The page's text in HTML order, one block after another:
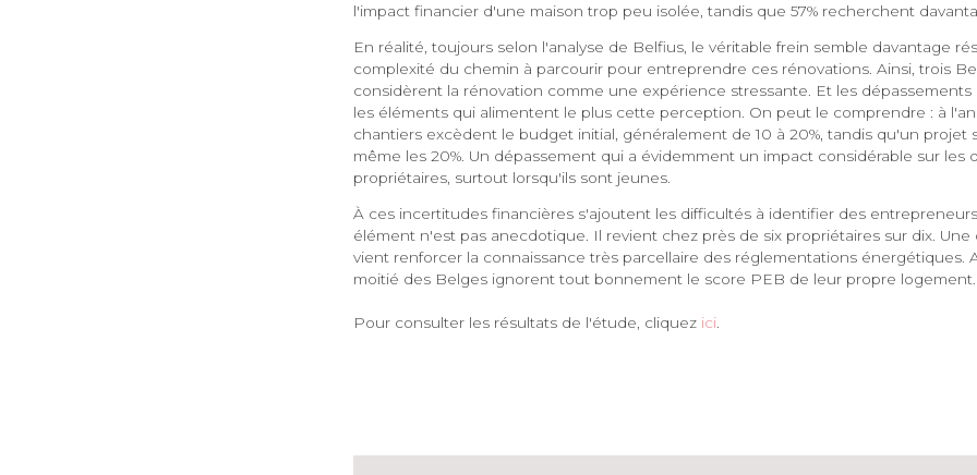
l'impact financier d'une maison trop peu isolée, tandis que 57% recherchent
En réalité, toujours selon l'analyse de Belfius, le véritable frein semble davantage
complexité du chemin à parcourir pour entreprendre ces rénovations. Ainsi, trois
considèrent la rénovation comme une expérience stressante. Et les
les éléments qui alimentent le plus cette perception. On peut le comprendre : à
chantiers excèdent le budget initial, généralement de 10 à 20%, tandis qu'un projet
même les 20%. Un dépassement qui a évidemment un impact considérable sur les
propriétaires, surtout lorsqu'ils sont jeunes.
À ces incertitudes financières s'ajoutent les difficultés à identifier des
élément n'est pas anecdotique. Il revient chez près de six propriétaires sur dix.
vient renforcer la connaissance très parcellaire des réglementations énergétiques.
moitié des Belges ignorent tout bonnement le score PEB de leur propre logement.
Pour consulter les résultats de l'étude, cliquez ici